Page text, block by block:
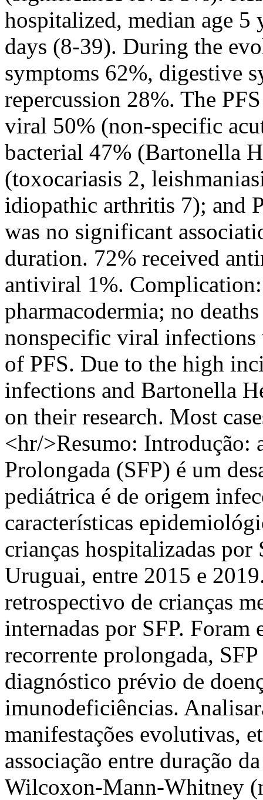
hospitalized, median age 5
days (8-39). During the
symptoms 62%, digestive
repercussion 28%. The
viral 50% (non-specific
bacterial 47% (Bartonella
(toxocariasis 2,
idiopathic arthritis 7); and
was no significant
duration. 72% received
antiviral 1%. Complication:
pharmacodermia; no
nonspecific viral infections
of PFS. Due to the high
infections and Bartonella
on their research. Most
<hr/>Resumo: Introdução:
Prolongada (SFP) é um
pediátrica é de origem
características
crianças hospitalizadas
Uruguai, entre 2015 e
retrospectivo de crianças
internadas por SFP. Foram
recorrente prolongada,
diagnóstico prévio de
imunodeficiências.
manifestações evolutivas,
associação entre duração
Wilcoxon-Mann-Whitney